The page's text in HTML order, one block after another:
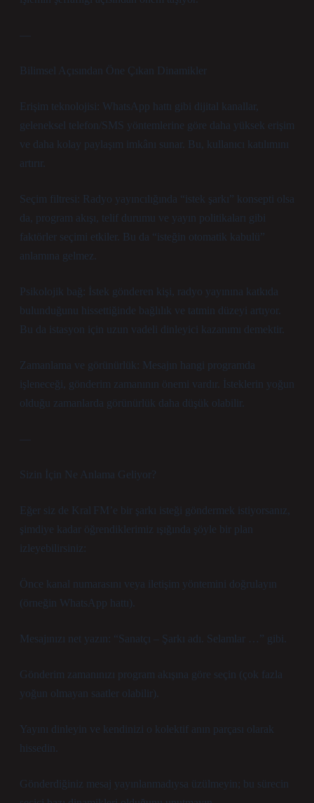
—
Bilimsel Açısından Öne Çıkan Dinamikler
Erişim teknolojisi: WhatsApp hattı gibi dijital kanallar,
geleneksel telefon/SMS yöntemlerine göre daha yüksek erişim
ve daha kolay paylaşım imkânı sunar. Bu, kullanıcı katılımını
artırır.
Seçim filtresi: Radyo yayıncılığında “istek şarkı” konsepti olsa
da, program akışı, telif durumu ve yayın politikaları gibi
faktörler seçimi etkiler. Bu da “isteğin otomatik kabulü”
anlamına gelmez.
Psikolojik bağ: İstek gönderen kişi, radyo yayınına katkıda
bulunduğunu hissettiğinde bağlılık ve tatmin düzeyi artıyor.
Bu da istasyon için uzun vadeli dinleyici kazanımı demektir.
Zamanlama ve görünürlük: Mesajın hangi programda
işleneceği, gönderim zamanının önemi vardır. İsteklerin yoğun
olduğu zamanlarda görünürlük daha düşük olabilir.
—
Sizin İçin Ne Anlama Geliyor?
Eğer siz de Kral FM’e bir şarkı isteği göndermek istiyorsanız,
şimdiye kadar öğrendiklerimiz ışığında şöyle bir plan
izleyebilirsiniz:
Önce kanal numarasını veya iletişim yöntemini doğrulayın
(örneğin WhatsApp hattı).
Mesajınızı net yazın: “Sanatçı – Şarkı adı. Selamlar …” gibi.
Gönderim zamanınızı program akışına göre seçin (çok fazla
yoğun olmayan saatler olabilir).
Yayını dinleyin ve kendinizi o kolektif anın parçası olarak
hissedin.
Gönderdiğiniz mesaj yayınlanmadıysa üzülmeyin; bu sürecin